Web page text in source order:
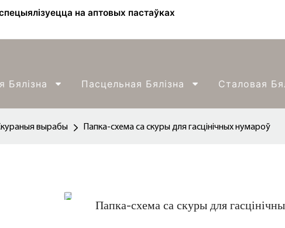
на аптовых пастаўках
Бялізна Пасцельная Бялізна Сталовая
вырабы Папка-схема са скуры для гасцінічных нумароў
Папка-схема са скуры для